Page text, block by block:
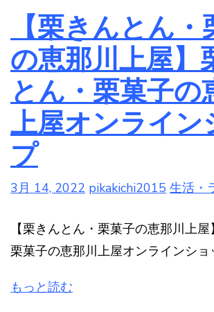
【栗きんとん
の恵那川上屋】
とん・栗菓子の
上屋オンライン
プ
3月 14, 2022 pikakichi2015 生活・
【栗きんとん・栗菓子の恵那川上屋
栗菓子の恵那川上屋オンラインショ
もっと読む